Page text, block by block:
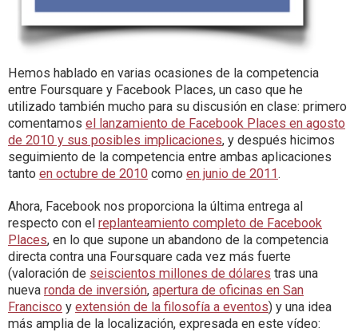
Hemos hablado en varias ocasiones de la competencia
entre Foursquare y Facebook Places, un caso que he
utilizado también mucho para su discusión en clase: primero
comentamos el lanzamiento de Facebook Places en agosto
de 2010 y sus posibles implicaciones, y después hicimos
seguimiento de la competencia entre ambas aplicaciones
tanto en octubre de 2010 como en junio de 2011.
Ahora, Facebook nos proporciona la última entrega al
respecto con el replanteamiento completo de Facebook
Places, en lo que supone un abandono de la competencia
directa contra una Foursquare cada vez más fuerte
(valoración de seiscientos millones de dólares tras una
nueva ronda de inversión, apertura de oficinas en San
Francisco y extensión de la filosofía a eventos) y una idea
más amplia de la localización, expresada en este vídeo: